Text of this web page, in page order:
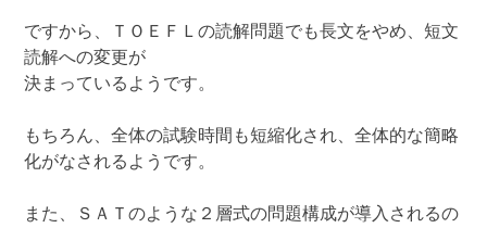
ですから、ＴＯＥＦＬの読解問題でも長文をやめ、短文
読解への変更が
決まっているようです。
もちろん、全体の試験時間も短縮化され、全体的な簡略
化がなされるようです。
また、ＳＡＴのような２層式の問題構成が導入されるの